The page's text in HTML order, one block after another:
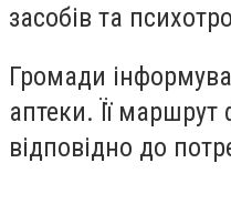
засобів та
Громади
аптеки. Її
відповідно до